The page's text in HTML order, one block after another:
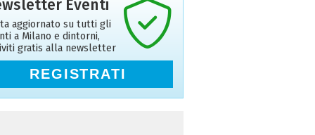
Eventi
aggiornato su tutti gli
a Milano e dintorni,
gratis alla newsletter
REGISTRATI